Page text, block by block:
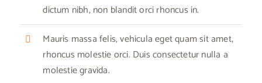
dictum nibh, non blandit orci rhoncus in.
Mauris massa felis, vehicula eget quam sit amet,
rhoncus molestie orci. Duis consectetur nulla a
molestie gravida.